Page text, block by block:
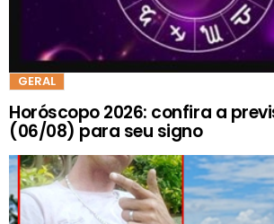
GERAL
Horóscopo 2026: confira a
(06/08) para seu signo